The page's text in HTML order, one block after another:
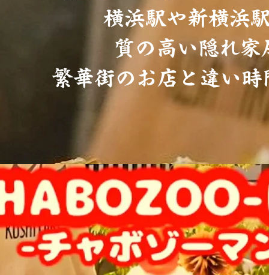
横浜駅や新横浜
質の高い隠れ家
繁華街のお店と違い